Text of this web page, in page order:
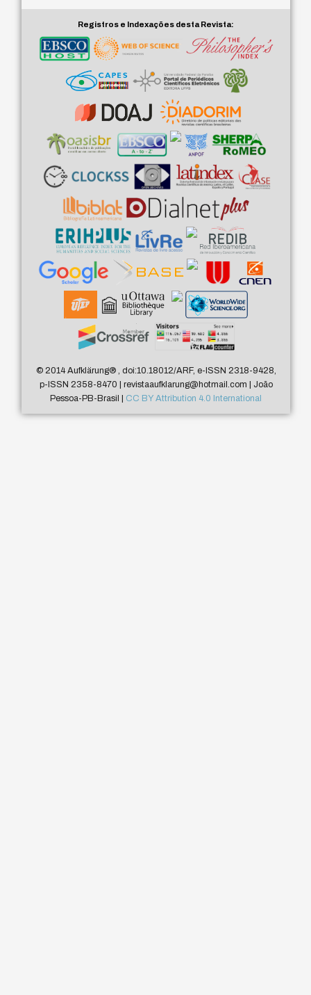
Registros e Indexações desta Revista:
© 2014 Aufklärung®, doi:10.18012/ARF, e-ISSN 2318-9428,
p-ISSN 2358-8470 | revistaaufklarung@hotmail.com | João
Pessoa-PB-Brasil | CC BY Attribution 4.0 International